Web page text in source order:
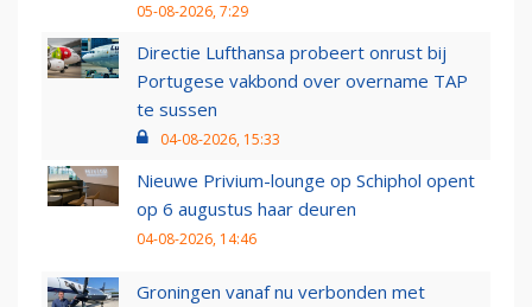
05-08-2026, 7:29
Directie Lufthansa probeert onrust bij
Portugese vakbond over overname TAP
te sussen
04-08-2026, 15:33
Nieuwe Privium-lounge op Schiphol opent
op 6 augustus haar deuren
04-08-2026, 14:46
Groningen vanaf nu verbonden met